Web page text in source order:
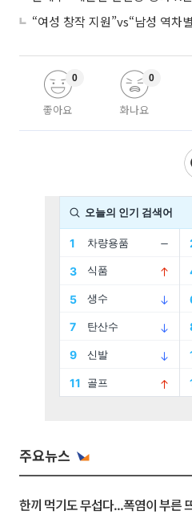
좋아요
0
화나요
0
주요뉴스
한끼 먹기도 무섭다...폭염이 부른